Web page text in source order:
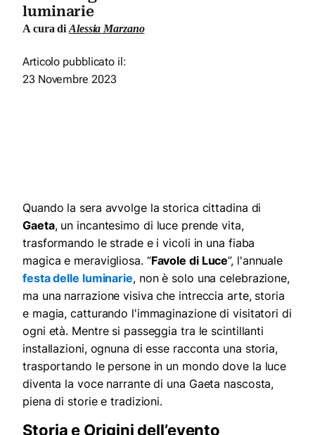
luminarie
A cura di Alessia Marzano
Articolo pubblicato il:
23 Novembre 2023
Quando la sera avvolge la storica cittadina di
Gaeta, un incantesimo di luce prende vita,
trasformando le strade e i vicoli in una fiaba
magica e meravigliosa. “Favole di Luce”, l'annuale
festa delle luminarie, non è solo una celebrazione,
ma una narrazione visiva che intreccia arte, storia
e magia, catturando l'immaginazione di visitatori di
ogni età. Mentre si passeggia tra le scintillanti
installazioni, ognuna di esse racconta una storia,
trasportando le persone in un mondo dove la luce
diventa la voce narrante di una Gaeta nascosta,
piena di storie e tradizioni.
Storia e Origini dell’evento